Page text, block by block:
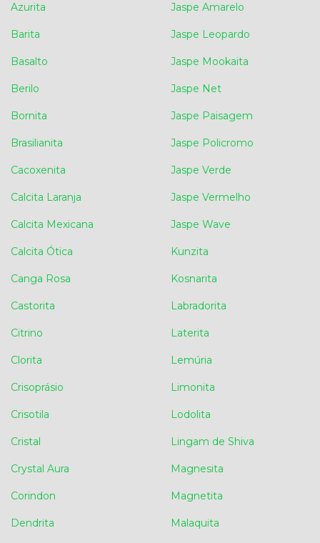
Azurita
Barita
Basalto
Berilo
Bornita
Brasilianita
Cacoxenita
Calcita Laranja
Calcita Mexicana
Calcita Ótica
Canga Rosa
Castorita
Citrino
Clorita
Crisoprásio
Crisotila
Cristal
Crystal Aura
Corindon
Dendrita
Jaspe Amarelo
Jaspe Leopardo
Jaspe Mookaita
Jaspe Net
Jaspe Paisagem
Jaspe Policromo
Jaspe Verde
Jaspe Vermelho
Jaspe Wave
Kunzita
Kosnarita
Labradorita
Laterita
Lemúria
Limonita
Lodolita
Lingam de Shiva
Magnesita
Magnetita
Malaquita